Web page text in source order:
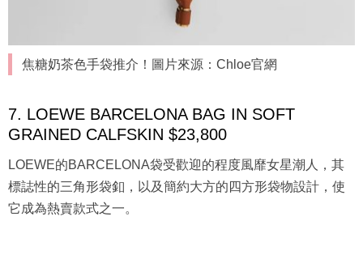
焦糖奶茶色手袋推介！圖片來源：Chloe官網
7. LOEWE BARCELONA BAG IN SOFT
GRAINED CALFSKIN $23,800
LOEWE的BARCELONA袋受歡迎的程度風靡女星潮人，其
標誌性的三角形袋釦，以及簡約大方的四方形袋物設計，使
它成為熱賣款式之一。